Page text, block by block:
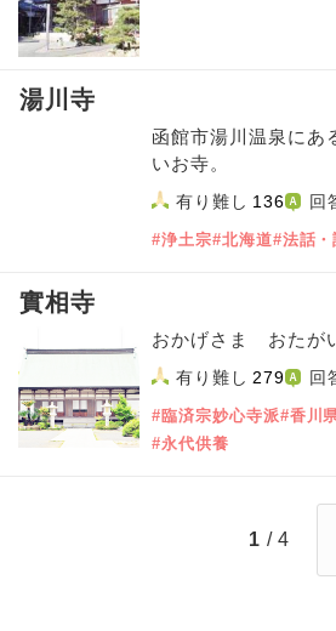
湯川寺
函館市湯川温泉にあ
いお寺。
有り難し 136 回
#浄土宗#北海道#法話
實相寺
おかげさま おたが
有り難し 279 回
#臨済宗妙心寺派#香川
#永代供養
1 / 4